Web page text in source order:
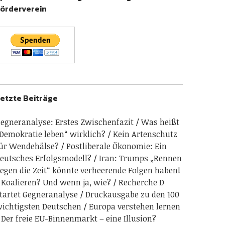
Beiträge
Erstes Zwischenfazit
Was heißt
leben“ wirklich?
Kein Artenschutz
Wendehälse?
Postliberale Ökonomie: Ein
Erfolgsmodell?
Iran: Trumps „Rennen
die Zeit“ könnte verheerende Folgen haben!
Koalieren? Und wenn ja, wie?
Recherche D
Gegneranalyse
Druckausgabe zu den 100
Deutschen
Europa verstehen lernen
Der freie EU-Binnenmarkt – eine Illusion?